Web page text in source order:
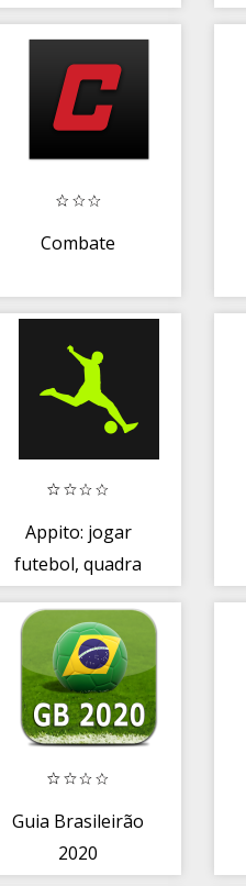
Combate
Appito: jogar
futebol, quadra
Guia Brasileirão
2020